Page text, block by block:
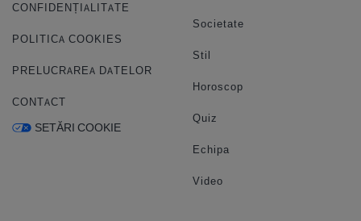
CONFIDENȚIALITATE
POLITICA COOKIES
PRELUCRAREA DATELOR
CONTACT
SETĂRI COOKIE
Societate
Stil
Horoscop
Quiz
Echipa
Video